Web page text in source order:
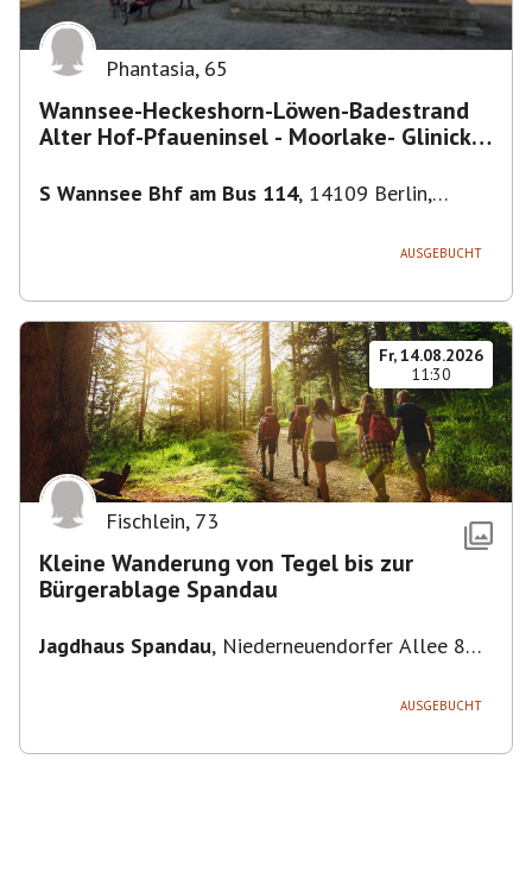
Phantasia, 65
Wannsee-Heckeshorn-Löwen-Badestrand
Alter Hof-Pfaueninsel - Moorlake- Glinicker
S Wannsee Bhf am Bus 114, 14109 Berlin,
AUSGEBUCHT
Fr, 14.08.2026
11:30
Fischlein, 73
Kleine Wanderung von Tegel bis zur
Bürgerablage Spandau
Jagdhaus Spandau, Niederneuendorfer Allee 80,
AUSGEBUCHT